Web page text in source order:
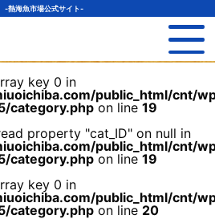
-熱海魚市場公式サイト-
key 0 in
public_html/cnt/
category.phpon line 19
property "cat_ID" on null in
public_html/cnt/
category.phpon line 19
key 0 in
public_html/cnt/
category.phpon line 20